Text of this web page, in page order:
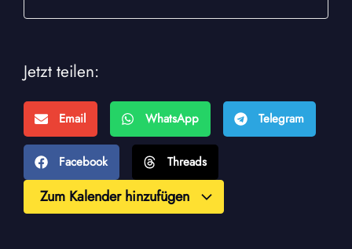
Jetzt teilen:
Email WhatsApp Telegram
Facebook Threads
Zum Kalender hinzufügen